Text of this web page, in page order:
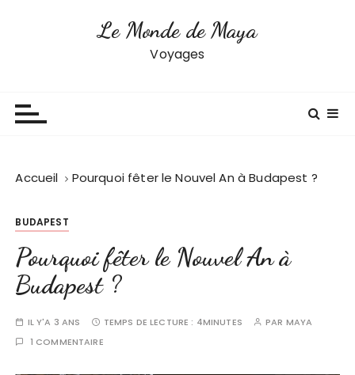
Le Monde de Maya
Voyages
Accueil Pourquoi fêter le Nouvel An à Budapest ?
BUDAPEST
Pourquoi fêter le Nouvel An à
Budapest ?
IL Y'A 3 ANS TEMPS DE LECTURE : 4MINUTES PAR MAYA
1 COMMENTAIRE